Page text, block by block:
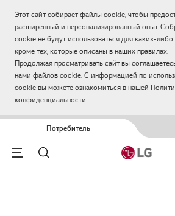
Этот сайт собирает файлы cookie, чтобы
расширенный и персонализированный опыт.
cookie не будут использоваться для каких-
кроме тех, которые описаны в наших правилах.
Продолжая просматривать сайт вы
нами файлов cookie. С информацией по
cookie вы можете ознакомиться в нашей
конфиденциальности.
Потребитель
Menu
Поиск